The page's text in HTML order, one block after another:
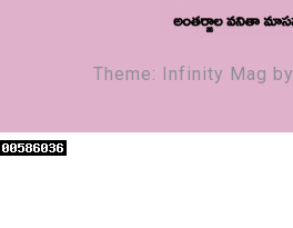
Theme: Infinity Mag by